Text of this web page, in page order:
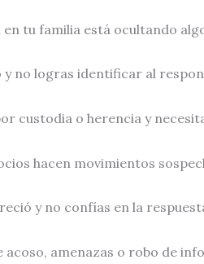
en tu familia está ocultando
y no logras identificar al
custodia o herencia y
hacen movimientos
y no confías en la
acoso, amenazas o robo de